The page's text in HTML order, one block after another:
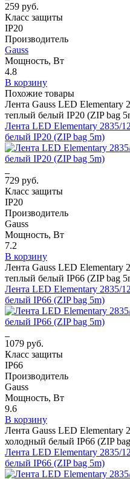
259 руб.
Класс защиты
IP20
Производитель
Gauss
Мощность, Вт
4.8
В корзину
Похожие товары
Лента Gauss LED Elementary
теплый белый IP20 (ZIP bag
Лента LED Elementary 2835/
белый IP20 (ZIP bag 5m)
729 руб.
Класс защиты
IP20
Производитель
Gauss
Мощность, Вт
7.2
В корзину
Лента Gauss LED Elementary
теплый белый IP66 (ZIP bag
Лента LED Elementary 2835/
белый IP66 (ZIP bag 5m)
1079 руб.
Класс защиты
IP66
Производитель
Gauss
Мощность, Вт
9.6
В корзину
Лента Gauss LED Elementary
холодный белый IP66 (ZIP
Лента LED Elementary 2835/
белый IP66 (ZIP bag 5m)